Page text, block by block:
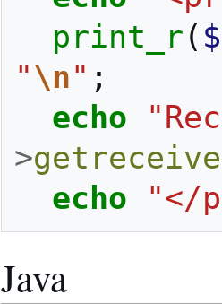
print_r (
"\n" ;
echo
>
echo
"</
Java